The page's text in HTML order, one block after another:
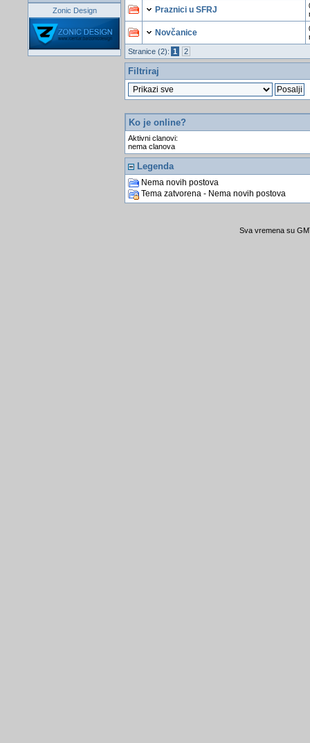
Zonic Design Praznici u SFRJ
Novčanice
Stranice (2): 1 2
Filtriraj
Ko je online?
Aktivni clanovi:
nema clanova
Legenda
Nema novih postova
Tema zatvorena - Nema novih postova
Sva vremena su